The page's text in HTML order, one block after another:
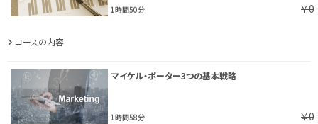
1時間50分 ￥0
コースの内容
マイケル・ポーター3つの基本戦略
1時間58分 ￥0